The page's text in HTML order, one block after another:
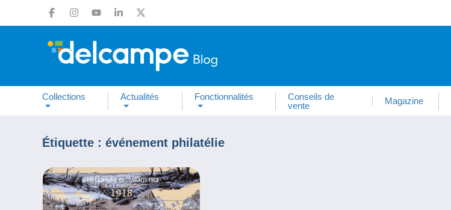
Collections Actualités Fonctionnalités
Conseils de
vente
Magazine
Étiquette : événement philatélie